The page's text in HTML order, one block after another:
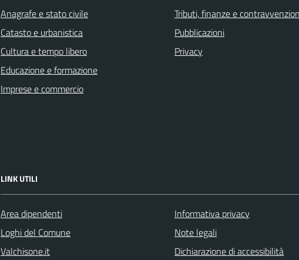
Anagrafe e stato civile
Catasto e urbanistica
Cultura e tempo libero
Educazione e formazione
Imprese e commercio
Tributi, finanze e
Pubblicazioni
Privacy
LINK UTILI
Area dipendenti
Loghi del Comune
Valchisone.it
Informativa privacy
Note legali
Dichiarazione di accessibilità